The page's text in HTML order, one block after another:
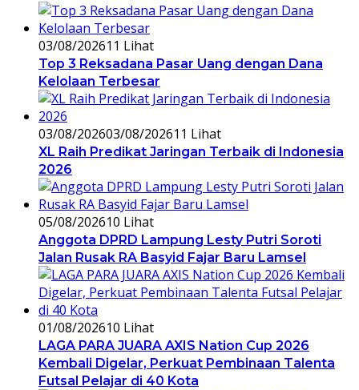
03/08/202611 Lihat
Top 3 Reksadana Pasar Uang dengan Dana
Kelolaan Terbesar
03/08/202603/08/202611 Lihat
XL Raih Predikat Jaringan Terbaik di Indonesia
2026
05/08/202610 Lihat
Anggota DPRD Lampung Lesty Putri Soroti
Jalan Rusak RA Basyid Fajar Baru Lamsel
01/08/202610 Lihat
LAGA PARA JUARA AXIS Nation Cup 2026
Kembali Digelar, Perkuat Pembinaan Talenta
Futsal Pelajar di 40 Kota